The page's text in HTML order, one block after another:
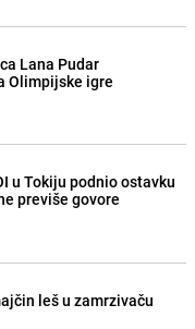
Lana Pudar
Olimpijske igre
u Tokiju podnio ostavku
previše govore
leš u zamrzivaču